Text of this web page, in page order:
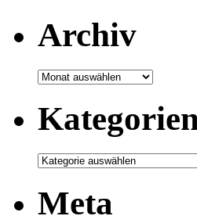
Archiv
Archiv
Kategorien
Meta